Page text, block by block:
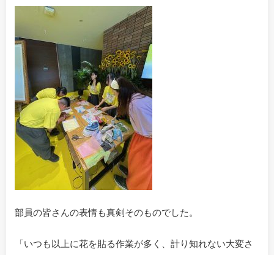
部員の皆さんの表情も真剣そのものでした。
「いつも以上に花を貼る作業が多く、計り知れない大変さ